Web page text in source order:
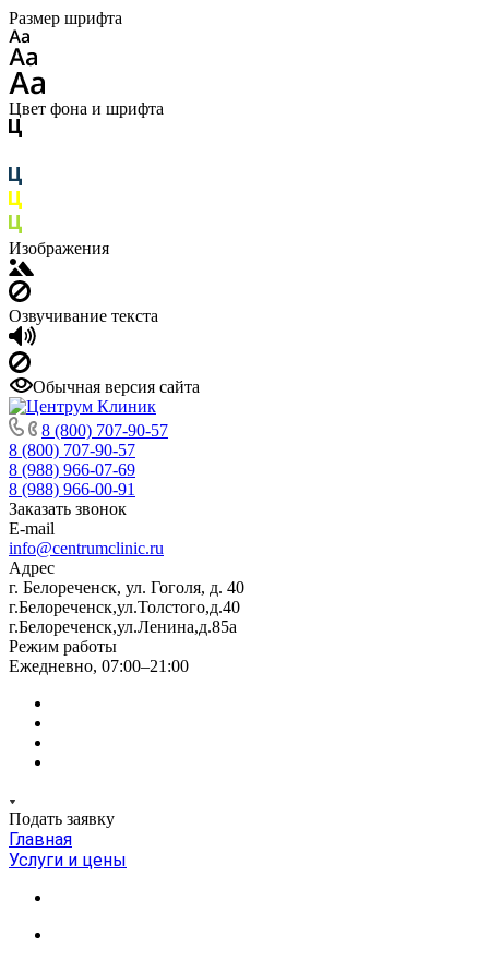
Размер шрифта
Цвет фона и шрифта
Изображения
Озвучивание текста
Обычная версия сайта
8 (800) 707-90-57
8 (800) 707-90-57
8 (988) 966-07-69
8 (988) 966-00-91
Заказать звонок
E-mail
info@centrumclinic.ru
Адрес
г. Белореченск, ул. Гоголя, д. 40
г.Белореченск,ул.Толстого,д.40
г.Белореченск,ул.Ленина,д.85а
Режим работы
Ежедневно, 07:00–21:00
Подать заявку
Главная
Услуги и цены